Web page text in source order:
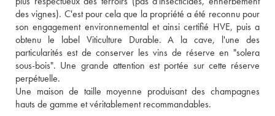
des vignes). C'est pour cela que la propriété a été reconnu pour
son engagement environnemental et ainsi certifié HVE, puis a
obtenu le label Viticulture Durable. A la cave, l'une des
particularités est de conserver les vins de réserve en "solera
sous-bois". Une grande attention est portée sur cette réserve
perpétuelle.
Une maison de taille moyenne produisant des champagnes
hauts de gamme et véritablement recommandables.